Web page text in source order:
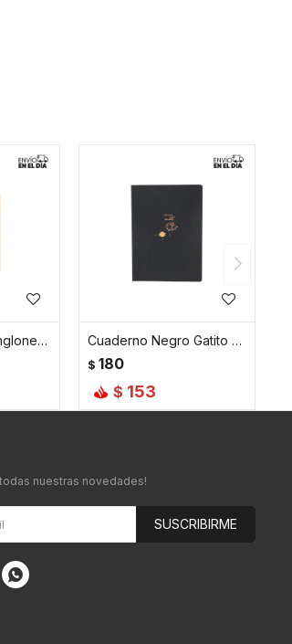
Cuaderno con renglones de 15,5 cm x 21,5 cm Cuaderno Negro Gatito Tapa Blanda
$ 180
$ 153
nuestras novedades!
SUSCRIBIRME
